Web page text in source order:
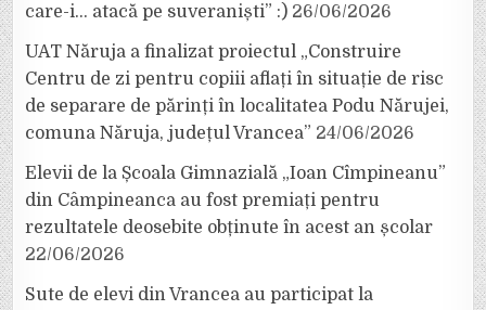
care-i… atacă pe suveraniști” :) 26/06/2026
UAT Năruja a finalizat proiectul „Construire
Centru de zi pentru copiii aflați în situație de risc
de separare de părinți în localitatea Podu Nărujei,
comuna Năruja, județul Vrancea” 24/06/2026
Elevii de la Școala Gimnazială „Ioan Cîmpineanu”
din Câmpineanca au fost premiați pentru
rezultatele deosebite obținute în acest an școlar
22/06/2026
Sute de elevi din Vrancea au participat la